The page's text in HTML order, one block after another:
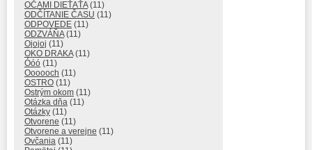
OČAMI DIEŤAŤA(11)
ODČÍTANIE ČASU (11)
ODPOVEDE (11)
ODZVÁŇA(11)
Ojojoj (11)
OKO DRAKA(11)
Óóó (11)
Oooooch (11)
OSTRO (11)
Ostrým okom (11)
Otázka dňa (11)
Otázky (11)
Otvorene (11)
Otvorene a verejne (11)
Ovčania (11)